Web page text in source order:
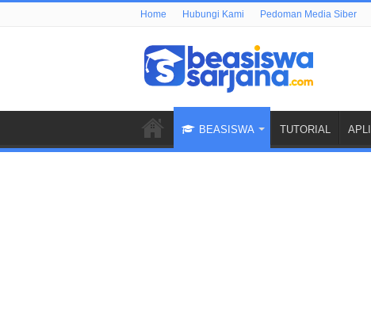
Home Hubungi Kami Pedoman Media Siber
BEASISWA TUTORIAL